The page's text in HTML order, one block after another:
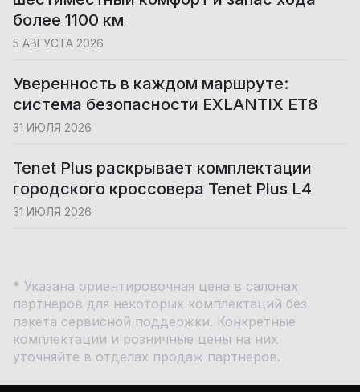
более 1100 км
5 АВГУСТА 2026
Уверенность в каждом маршруте:
система безопасности EXLANTIX ET8
31 ИЮЛЯ 2026
Tenet Plus раскрывает комплектации
городского кроссовера Tenet Plus L4
31 ИЮЛЯ 2026
* Указана ориентировочная цена в салонах
партнеров для некоторых комплектаций без
пакета сервисной поддержки. Конкретные
комплектации и розничные цены на них
уточняйте в отделах продаж партнеров.